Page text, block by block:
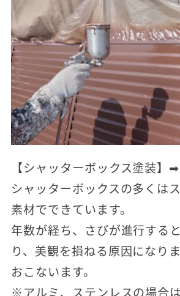
【シャッターボックス塗装】➡
シャッターボックスの多くは
素材でできています。
年数が経ち、さびが進行する
り、美観を損ねる原因になり
おこないます。
※アルミ、ステンレスの場合